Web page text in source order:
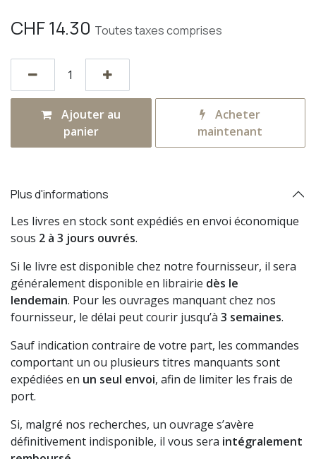
CHF14.30 Toutes taxes comprises
Ajouter au
panier
Acheter
maintenant
Plus d'informations
Les livres en stock sont expédiés en envoi économique
sous 2 à 3 jours ouvrés.
Si le livre est disponible chez notre fournisseur, il sera
généralement disponible en librairie dès le
lendemain. Pour les ouvrages manquant chez nos
fournisseur, le délai peut courir jusqu’à 3 semaines.
Sauf indication contraire de votre part, les commandes
comportant un ou plusieurs titres manquants sont
expédiées en un seul envoi, afin de limiter les frais de
port.
Si, malgré nos recherches, un ouvrage s’avère
définitivement indisponible, il vous sera intégralement